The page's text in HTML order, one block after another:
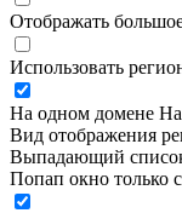
Отображать
Использовать
На одном домене
Вид отображения
Выпадающий
Попап окно только